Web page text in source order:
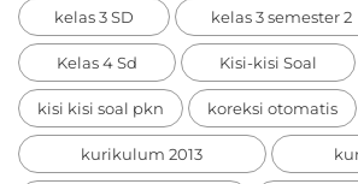
kelas 3 SD kelas 3 semester 2
Kelas 4 Sd Kisi-kisi Soal
kisi kisi soal pkn koreksi otomatis
kurikulum 2013